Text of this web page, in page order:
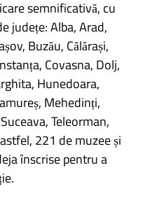
semnificativă, cu
județe: Alba, Arad,
Buzău, Călărași,
Covasna, Dolj,
Hunedoara,
Mehedinți,
Teleorman,
221 de muzee și
înscrise pentru a